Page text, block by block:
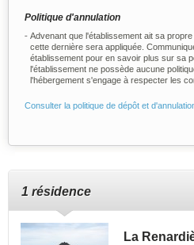
Politique d'annulation
Advenant que l'établissement ait sa
cette dernière sera appliquée.
établissement pour en savoir plus sur sa
l'établissement ne possède aucune
l'hébergement s'engage à respecter les
Consulter la politique de dépôt et
1 résidence
La